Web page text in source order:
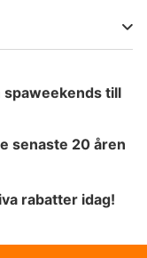
till
senaste 20 åren
rabatter idag!